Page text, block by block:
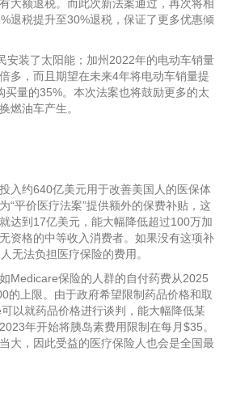
大额退税。而此次新法案通过，再次将相
退税提升至30%退税，保证了更多优惠倾
安装了太阳能；加州2022年的电动车销量
多，而且期望在未来4年将电动车销量提
买量的35%。本次法案也将鼓励更多的太
燃油车产生。
入约640亿美元用于改善美国人的医保体
“平价医疗法案”提供额外的保费补贴，这
达到17亿美元，能大幅降低超过100万加
资格的中等收入消费者。如果没有这项补
无法负担医疗保险的费用。
Medicare保险的人群的自付药费从2025
的上限。由于政府希望限制药品价格和取
以就药品价格进行谈判，能大幅降低某
年开始将胰岛素费用限制在每月$35。
大，因此受益的医疗保险人也会是全国最